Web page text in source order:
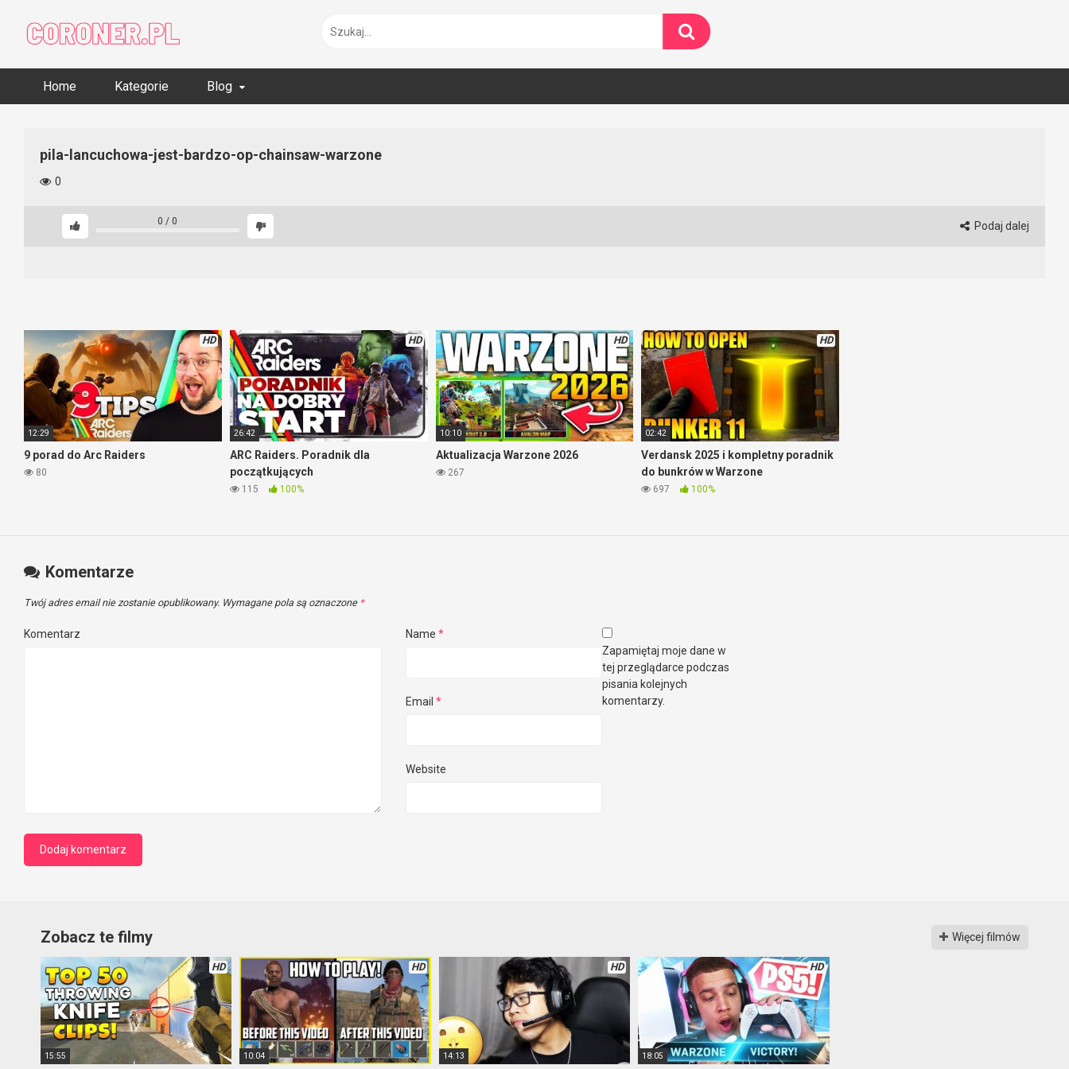
content
Home Kategorie Blog
pila-lancuchowa-jest-bardzo-op-chainsaw-warzone
0
0 / 0 Podaj dalej
HD
12:29
9 porad do Arc Raiders
80
HD
26:42
ARC Raiders. Poradnik dla
początkujących
115 100%
HD
10:10
Aktualizacja Warzone 2026
267
HD
02:42
Verdansk 2025 i kompletny poradnik
do bunkrów w Warzone
697 100%
Komentarze
Twój adres email nie zostanie opublikowany. Wymagane pola są oznaczone *
Komentarz Name *
Email *
Website
Zapamiętaj moje dane w
tej przeglądarce podczas
pisania kolejnych
komentarzy.
Zobacz te filmy Więcej filmów
HD
15:55
HD
10:04
HD
14:13
HD
18:05